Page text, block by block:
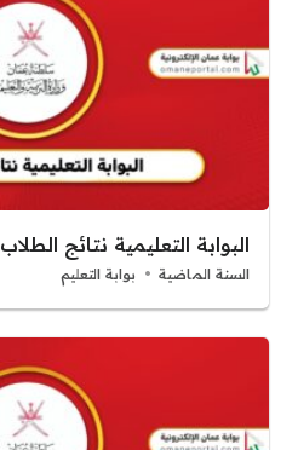
البوابة التعليمية نتائج الطلاب
السنة الماضية بوابة التعليم